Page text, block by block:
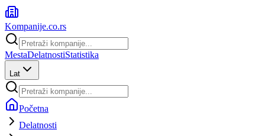
Kompanije.co.rs
MestaDelatnostiStatistika
Lat
Početna
Delatnosti